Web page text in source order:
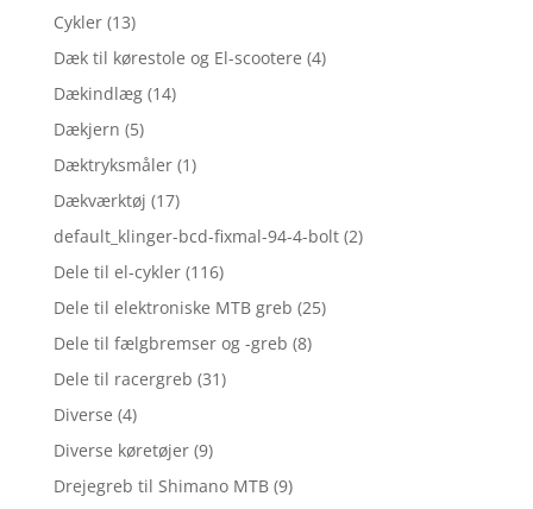
Cykler (13)
Dæk til kørestole og El-scootere (4)
Dækindlæg (14)
Dækjern (5)
Dæktryksmåler (1)
Dækværktøj (17)
default_klinger-bcd-fixmal-94-4-bolt (2)
Dele til el-cykler (116)
Dele til elektroniske MTB greb (25)
Dele til fælgbremser og -greb (8)
Dele til racergreb (31)
Diverse (4)
Diverse køretøjer (9)
Drejegreb til Shimano MTB (9)